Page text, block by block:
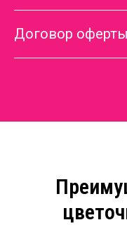
Договор оферты